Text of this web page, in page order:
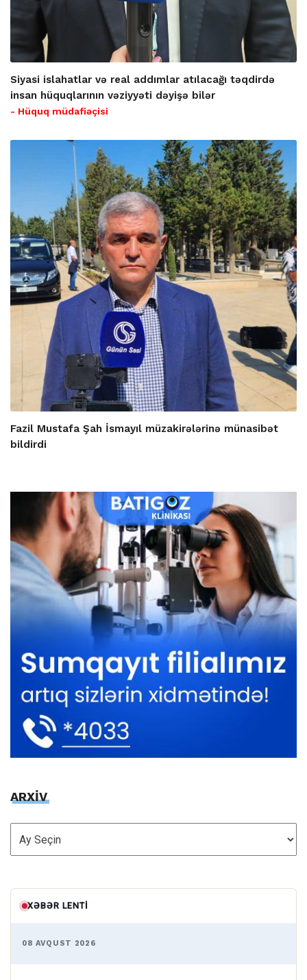
Siyasi islahatlar və real addımlar atılacağı təqdirdə
insan hüquqlarının vəziyyəti dəyişə bilər
- Hüquq müdafiəçisi
Fazil Mustafa Şah İsmayıl müzakirələrinə münasibət
bildirdi
ARXİV
ARXİV
XƏBƏR LENTI
08 AVQUST 2026